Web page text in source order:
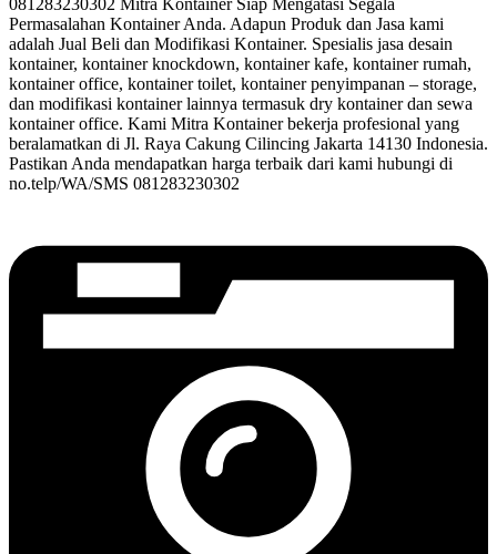
081283230302 Mitra Kontainer Siap Mengatasi Segala
Permasalahan Kontainer Anda. Adapun Produk dan Jasa kami
adalah Jual Beli dan Modifikasi Kontainer. Spesialis jasa desain
kontainer, kontainer knockdown, kontainer kafe, kontainer rumah,
kontainer office, kontainer toilet, kontainer penyimpanan – storage,
dan modifikasi kontainer lainnya termasuk dry kontainer dan sewa
kontainer office. Kami Mitra Kontainer bekerja profesional yang
beralamatkan di Jl. Raya Cakung Cilincing Jakarta 14130 Indonesia.
Pastikan Anda mendapatkan harga terbaik dari kami hubungi di
no.telp/WA/SMS 081283230302